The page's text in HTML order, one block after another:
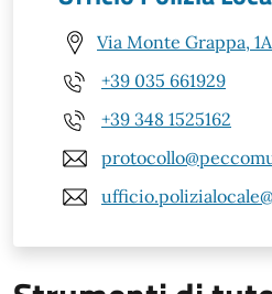
Via Monte Grappa,
+39 035 661929
+39 348 1525162